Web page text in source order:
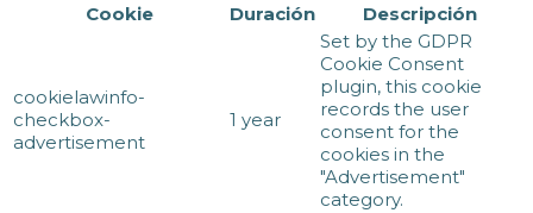
Cookie
Duración Descripción
cookielawinfo-
checkbox-
advertisement
1 year
Set by the GDPR
Cookie Consent
plugin, this cookie
records the user
consent for the
cookies in the
"Advertisement"
category.